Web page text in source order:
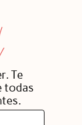
Te
todas